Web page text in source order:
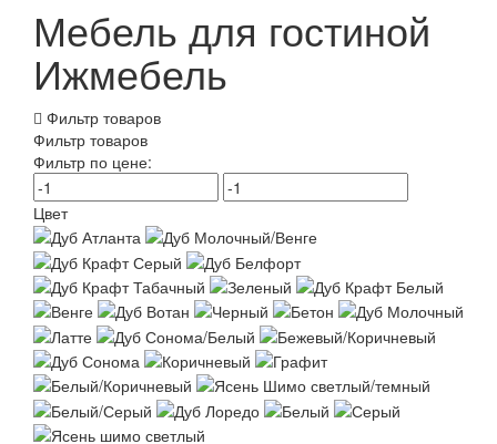
Мебель для гостиной
Ижмебель
Фильтр товаров
Фильтр товаров
Фильтр по цене:
Цвет